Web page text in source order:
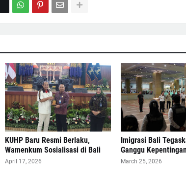
KUHP Baru Resmi Berlaku,
Wamenkum Sosialisasi di Bali
April 17, 2026
Imigrasi Bali
Ganggu
March 25, 2026